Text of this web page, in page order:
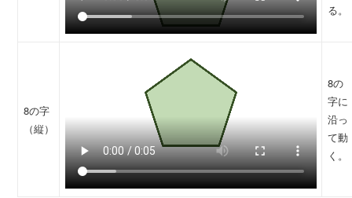
る。
8の字
（縦）
8の
字に
沿っ
て動
く。